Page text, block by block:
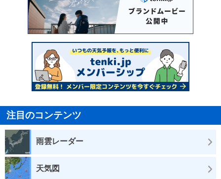
注目のコンテンツ
雨雲レーダー
天気図